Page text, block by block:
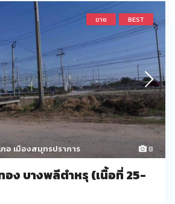
8
ภอ เมืองสมุทรปราการ
ขาย BEST
ง บางพลีตำหรุ (เนื้อที่ 25-